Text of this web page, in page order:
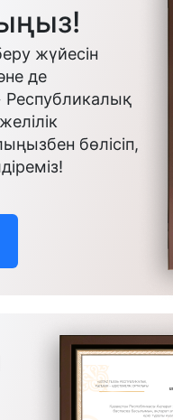
жүйесін
де
Республикалық
бөлісіп,